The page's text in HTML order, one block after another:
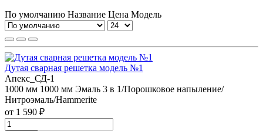
По умолчанию Название Цена Модель
Дутая сварная решетка модель №1
Апекс_СД-1
1000 мм 1000 мм Эмаль 3 в 1/Порошковое напыление/
Нитроэмаль/Hammerite
от 1 590 ₽